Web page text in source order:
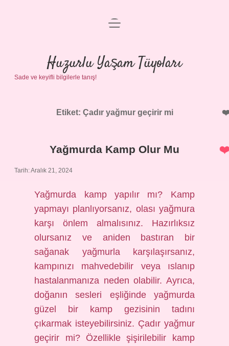
Anasayfa
Gizlilik Politikası
Yasal Uyarı
menüyü
Huzurlu Yaşam Tüyoları
Sade ve keyifli bilgilerle tanış!
Etiket: Çadır yağmur geçirir mi
Yağmurda Kamp Olur Mu
Tarih: Aralık 21, 2024
Yağmurda kamp yapılır mı? Kamp
yapmayı planlıyorsanız, olası yağmura
karşı önlem almalısınız. Hazırlıksız
olursanız ve aniden bastıran bir
sağanak yağmurla karşılaşırsanız,
kampınızı mahvedebilir veya ıslanıp
hastalanmanıza neden olabilir. Ayrıca,
doğanın sesleri eşliğinde yağmurda
güzel bir kamp gezisinin tadını
çıkarmak isteyebilirsiniz. Çadır yağmur
geçirir mi? Özellikle şişirilebilir kamp